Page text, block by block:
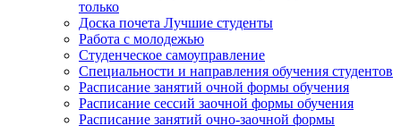
только
Доска почета Лучшие студенты
Работа с молодежью
Студенческое самоуправление
Специальности и направления обучения студентов
Расписание занятий очной формы обучения
Расписание сессий заочной формы обучения
Расписание занятий очно-заочной формы